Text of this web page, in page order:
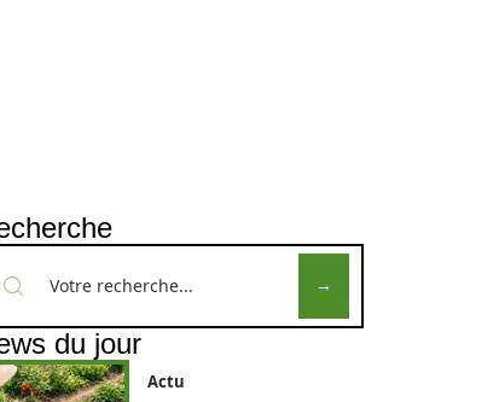
du jour
Actu